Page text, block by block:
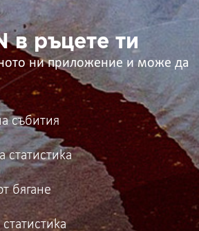
в ръцете ти
ни приложение и може да
събития
статистика
бягане